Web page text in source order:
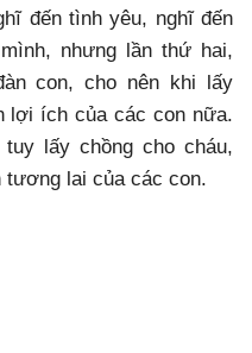
đến tình yêu, nghĩ đến
nhưng lần thứ hai,
con, cho nên khi lấy
lợi ích của các con nữa.
lấy chồng cho cháu,
tương lai của các con.